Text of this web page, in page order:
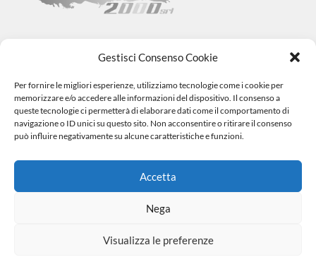
Gestisci Consenso Cookie
Per fornire le migliori esperienze, utilizziamo tecnologie come i cookie per
memorizzare e/o accedere alle informazioni del dispositivo. Il consenso a
queste tecnologie ci permetterà di elaborare dati come il comportamento di
navigazione o ID unici su questo sito. Non acconsentire o ritirare il consenso
può influire negativamente su alcune caratteristiche e funzioni.
Accetta
Nega
Visualizza le preferenze
Kromoline 2000 SRL
Via L. Tabellione, 1 (47891) Falciano – SAN MARINO –COE
SM06838
Registro e-commerce n.1002 dal 15/06/23
info@kromovernici.com+39 339 136 08730549 909508